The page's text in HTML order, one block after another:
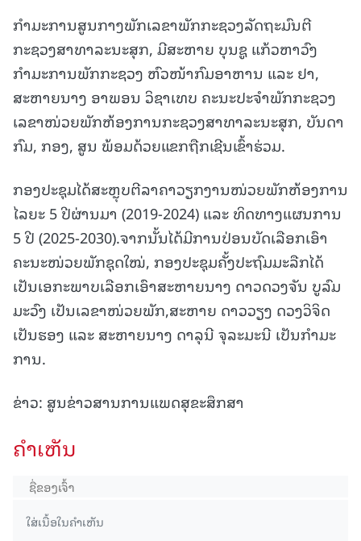
ກໍາມະການສູນກາງພັກເລຂາພັກກະຊວງລັດຖະມົນຕີ
ກະຊວງສາທາລະນະສຸກ, ມີສະຫາຍ ບຸນຊູ ແກ້ວຫາວົງ
ກໍາມະການພັກກະຊວງ ຫົວໜ້າກົມອາຫານ ແລະ ຢາ,
ສະຫາຍນາງ ອາພອນ ວິຊາເທບ ຄະນະປະຈໍາພັກກະຊວງ
ເລຂາໜ່ວຍພັກຫ້ອງການກະຊວງສາທາລະນະສຸກ, ບັນດາ
ກົມ, ກອງ, ສູນ ພ້ອມດ້ວຍແຂກຖືກເຊີນເຂົ້າຮ່ວມ.
ກອງປະຊຸມໄດ້ສະຫຼຸບຕີລາຄາວຽກງານໜ່ວຍພັກຫ້ອງການ
ໄລຍະ 5 ປີຜ່ານມາ (2019-2024) ແລະ ທິດທາງແຜນການ
5 ປີ (2025-2030).ຈາກນັ້ນໄດ້ມີການປ່ອນບັດເລືອກເອົາ
ຄະນະໜ່ວຍພັກຊຸດໃໝ່, ກອງປະຊຸມຄັ້ງປະຖົມມະລືກໄດ້
ເປັນເອກະພາບເລືອກເອົາສະຫາຍນາງ ດາວດວງຈັນ ບູລົມ
ມະວົງ ເປັນເລຂາໜ່ວຍພັກ,ສະຫາຍ ດາວວຽງ ດວງວິຈິດ
ເປັນຮອງ ແລະ ສະຫາຍນາງ ດາລຸນີ ຈຸລະມະນີ ເປັນກໍາມະ
ການ.
ຂ່າວ: ສູນຂ່າວສານການແພດສຸຂະສຶກສາ
ຄໍາເຫັນ